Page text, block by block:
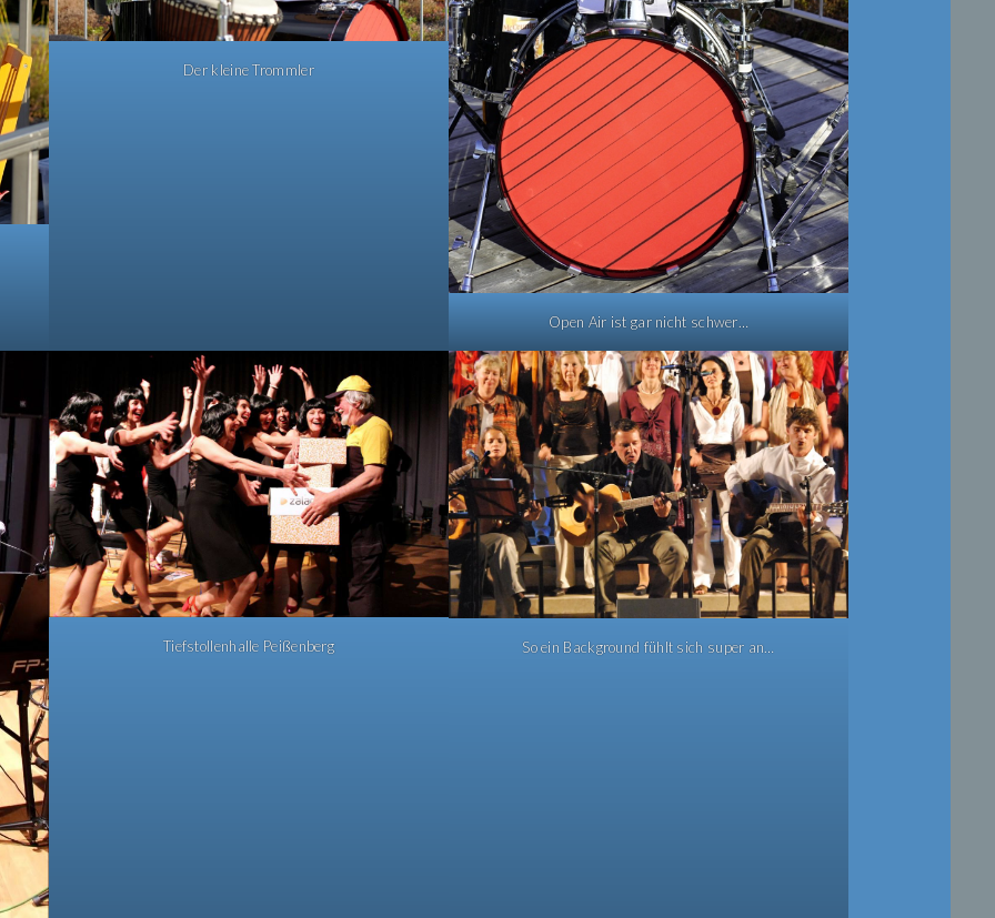
Der kleine Trommler
Open Air ist gar nicht schwer…
Tiefstollenhalle Peißenberg So ein Background fühlt sich super an…